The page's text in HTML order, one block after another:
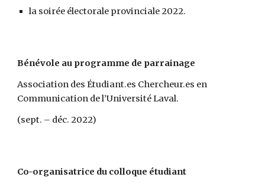
la soirée électorale provinciale 2022.
Bénévole au programme de parrainage
Association des Étudiant.es Chercheur.es en
Communication de l’Université Laval.
(sept. – déc. 2022)
Co-organisatrice du colloque étudiant